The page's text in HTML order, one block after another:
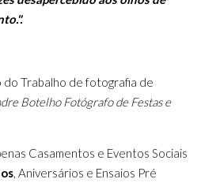
do Trabalho de fotografia de
Botelho Fotógrafo de Festas e
Casamentos e Eventos Sociais
, Aniversários e Ensaios Pré